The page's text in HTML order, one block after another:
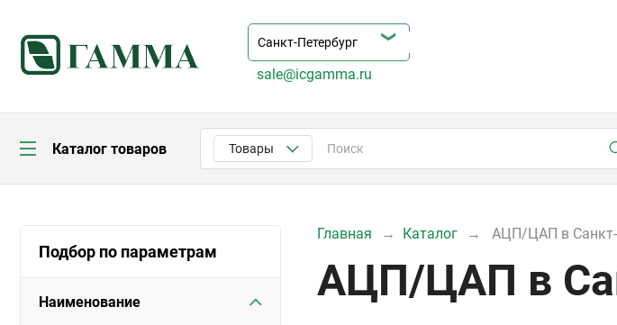
sale@icgamma.ru
Каталог товаров Товары
Подбор по параметрам
Наименование
Главная Каталог АЦП/ЦАП в Санкт-
АЦП/ЦАП в